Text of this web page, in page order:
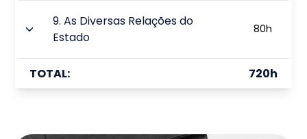
9.As Diversas Relações do
Estado
80h
TOTAL: 720h